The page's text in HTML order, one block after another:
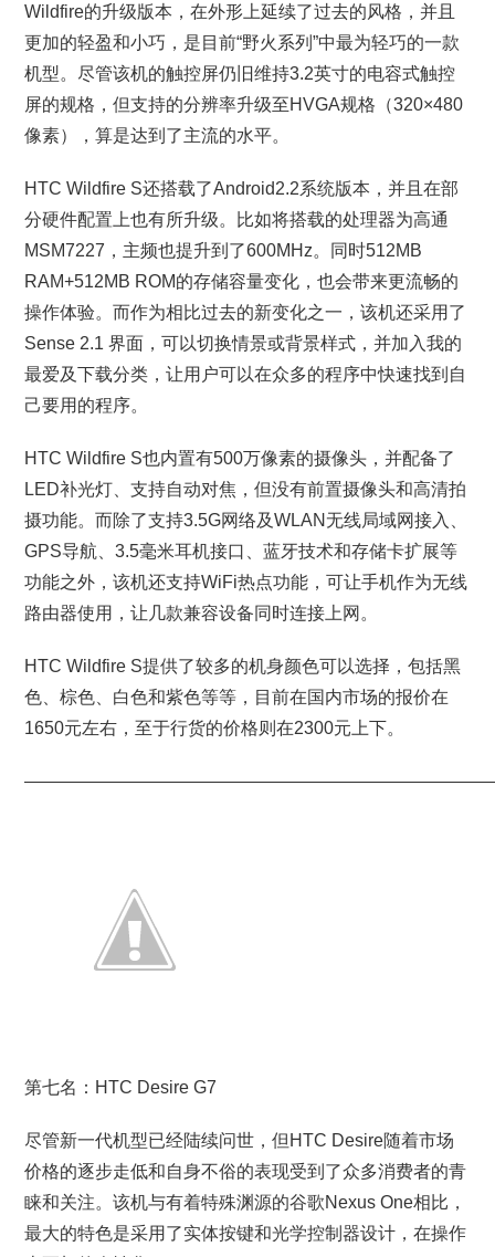
Wildfire的升级版本，在外形上延续了过去的风格，并且
更加的轻盈和小巧，是目前“野火系列”中最为轻巧的一款
机型。尽管该机的触控屏仍旧维持3.2英寸的电容式触控
屏的规格，但支持的分辨率升级至HVGA规格（320×480
像素），算是达到了主流的水平。
HTC Wildfire S还搭载了Android2.2系统版本，并且在部
分硬件配置上也有所升级。比如将搭载的处理器为高通
MSM7227，主频也提升到了600MHz。同时512MB
RAM+512MB ROM的存储容量变化，也会带来更流畅的
操作体验。而作为相比过去的新变化之一，该机还采用了
Sense 2.1 界面，可以切换情景或背景样式，并加入我的
最爱及下载分类，让用户可以在众多的程序中快速找到自
己要用的程序。
HTC Wildfire S也内置有500万像素的摄像头，并配备了
LED补光灯、支持自动对焦，但没有前置摄像头和高清拍
摄功能。而除了支持3.5G网络及WLAN无线局域网接入、
GPS导航、3.5毫米耳机接口、蓝牙技术和存储卡扩展等
功能之外，该机还支持WiFi热点功能，可让手机作为无线
路由器使用，让几款兼容设备同时连接上网。
HTC Wildfire S提供了较多的机身颜色可以选择，包括黑
色、棕色、白色和紫色等等，目前在国内市场的报价在
1650元左右，至于行货的价格则在2300元上下。
第七名：HTC Desire G7
尽管新一代机型已经陆续问世，但HTC Desire随着市场
价格的逐步走低和自身不俗的表现受到了众多消费者的青
睐和关注。该机与有着特殊渊源的谷歌Nexus One相比，
最大的特色是采用了实体按键和光学控制器设计，在操作